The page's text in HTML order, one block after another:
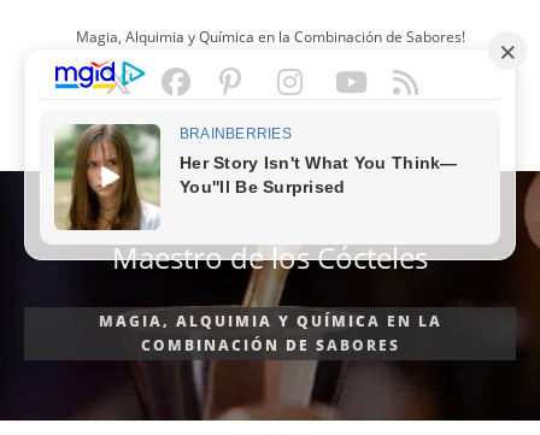
contenido
Magia, Alquimia y Química en la Combinación de Sabores!
ESPAÑOL
Maestro de los Cócteles
MAGIA, ALQUIMIA Y QUÍMICA EN LA
COMBINACIÓN DE SABORES